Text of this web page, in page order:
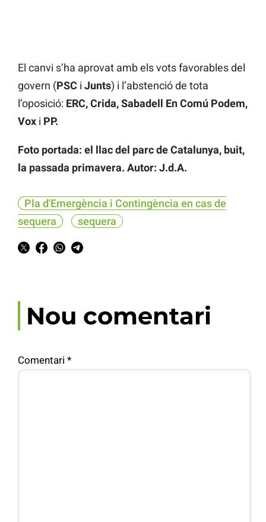
El canvi s’ha aprovat amb els vots favorables del
govern (PSC i Junts) i l’abstenció de tota
l’oposició: ERC, Crida, Sabadell En Comú Podem,
Vox i PP.
Foto portada: el llac del parc de Catalunya, buit,
la passada primavera. Autor: J.d.A.
Pla d'Emergència i Contingència en cas de
sequera
sequera
Nou comentari
Comentari *